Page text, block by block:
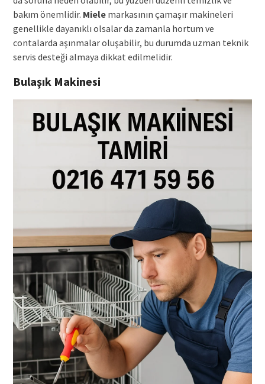
bakım önemlidir. Mielemarkasının çamaşır makineleri
genellikle dayanıklı olsalar da zamanla hortum ve
contalarda aşınmalar oluşabilir, bu durumda uzman teknik
servis desteği almaya dikkat edilmelidir.
Bulaşık Makinesi